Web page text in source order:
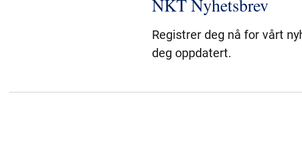
NKT Nyhetsbrev
Registrer deg nå for vårt
deg oppdatert.